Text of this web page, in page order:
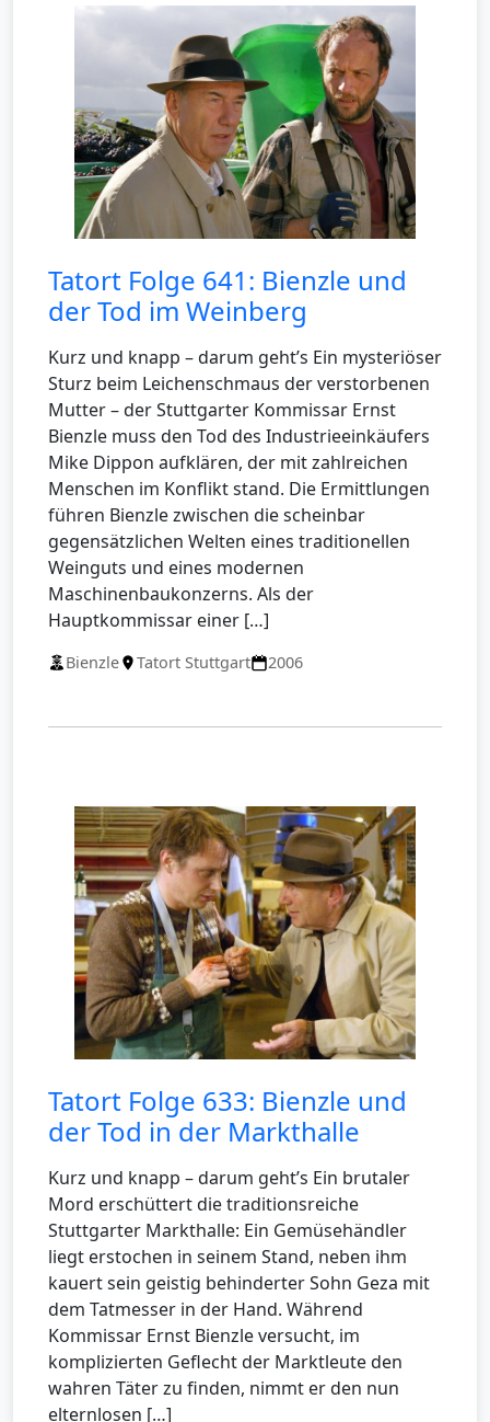
Tatort Folge 641: Bienzle und
der Tod im Weinberg
Kurz und knapp – darum geht’s Ein mysteriöser
Sturz beim Leichenschmaus der verstorbenen
Mutter – der Stuttgarter Kommissar Ernst
Bienzle muss den Tod des Industrieeinkäufers
Mike Dippon aufklären, der mit zahlreichen
Menschen im Konflikt stand. Die Ermittlungen
führen Bienzle zwischen die scheinbar
gegensätzlichen Welten eines traditionellen
Weinguts und eines modernen
Maschinenbaukonzerns. Als der
Hauptkommissar einer […]
Bienzle Tatort Stuttgart 2006
Tatort Folge 633: Bienzle und
der Tod in der Markthalle
Kurz und knapp – darum geht’s Ein brutaler
Mord erschüttert die traditionsreiche
Stuttgarter Markthalle: Ein Gemüsehändler
liegt erstochen in seinem Stand, neben ihm
kauert sein geistig behinderter Sohn Geza mit
dem Tatmesser in der Hand. Während
Kommissar Ernst Bienzle versucht, im
komplizierten Geflecht der Marktleute den
wahren Täter zu finden, nimmt er den nun
elternlosen […]